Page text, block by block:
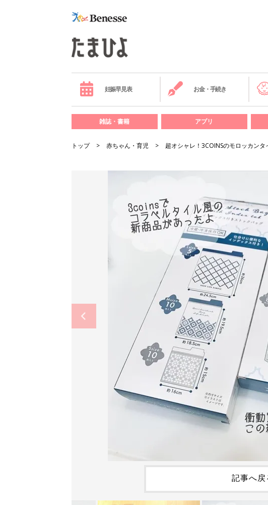
妊娠早見表 お金・手続き
雑誌・書籍 アプリ
トップ 赤ちゃん・育児 超オシャレ！3COINSのモロッカン
記事へ戻